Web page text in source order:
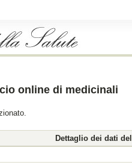
online di medicinali
Dettaglio dei dati